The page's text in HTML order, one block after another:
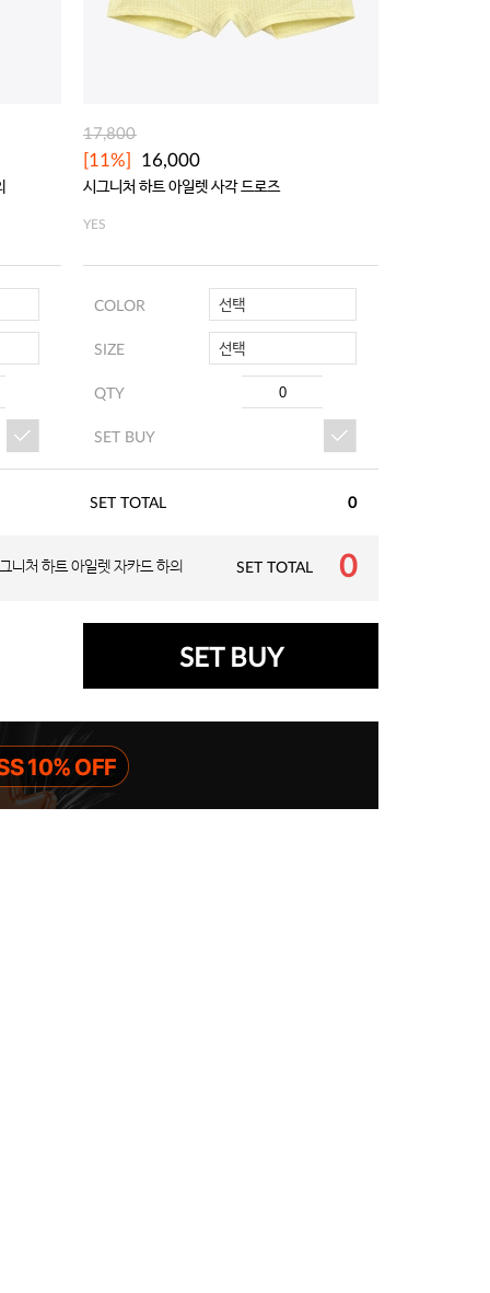
17,800
[11%] 16,000
시그니처 하트 아일렛 사각 드로즈
YES
COLOR 선택
SIZE 선택
QTY
SET BUY
SET TOTAL 0
니처 하트 아일렛 자카드 하의 SET TOTAL 0
SET BUY